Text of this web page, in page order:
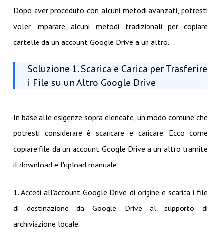
Dopo aver proceduto con alcuni metodi avanzati, potresti
voler imparare alcuni metodi tradizionali per copiare
cartelle da un account Google Drive a un altro.
Soluzione 1. Scarica e Carica per Trasferire
i File su un Altro Google Drive
In base alle esigenze sopra elencate, un modo comune che
potresti considerare è scaricare e caricare. Ecco come
copiare file da un account Google Drive a un altro tramite
il download e l'upload manuale:
1. Accedi all'account Google Drive di origine e scarica i file
di destinazione da Google Drive al supporto di
archiviazione locale.